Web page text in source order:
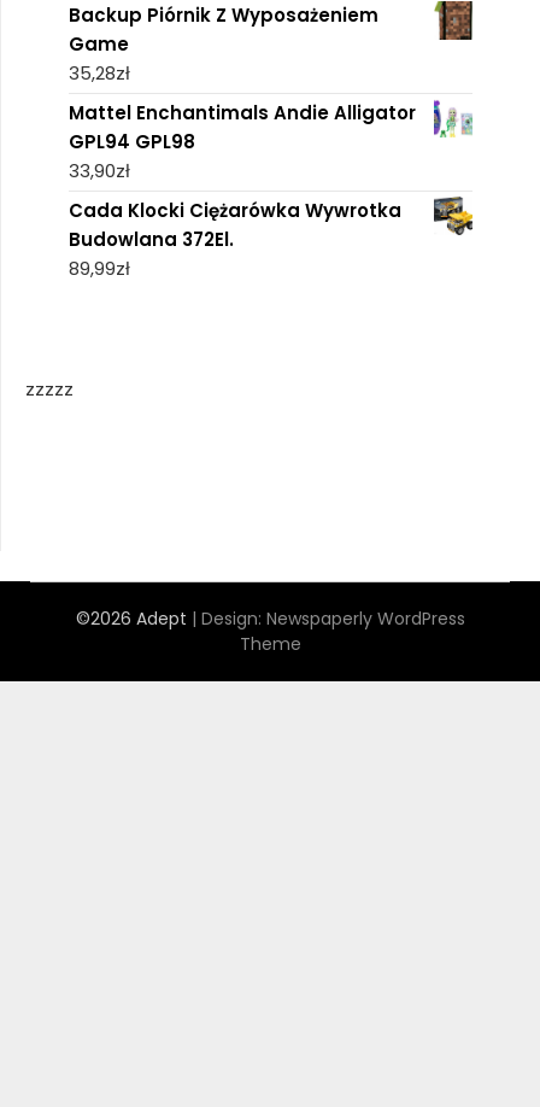
Backup Piórnik Z Wyposażeniem
Game
35,28zł
Mattel Enchantimals Andie Alligator
GPL94 GPL98
33,90zł
Cada Klocki Ciężarówka Wywrotka
Budowlana 372El.
89,99zł
zzzzz
©2026 Adept | Design: Newspaperly WordPress
Theme